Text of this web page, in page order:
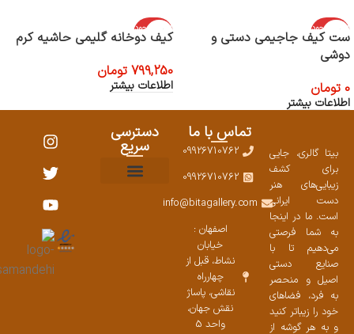
اتمام موجود
ی
ست کیف جاجیمی دستی و
دوشی
0 تومان
اطلاعات بیشتر
اتمام موجود
ی
کیف دوخانه گلیمی حاشیه کرم
799,250 تومان
اطلاعات بیشتر
بیتا گالری، جایی
برای کشف
زیبایی‌های هنر
دست ایرانی
است. ما در اینجا
به شما فرصتی
می‌دهیم تا با
صنایع دستی
اصیل و منحصر
به فرد، فضاهای
خود را زیباتر کنید
و به هر گوشه از
تماس با ما
09926710762
09926710762
info@bitagallery.com
اصفهان :
خیابان
نشاط، قبل از
چهارراه
نقاشی، پاساژ
نقش جهان،
واحد 5
دسترسی
سریع